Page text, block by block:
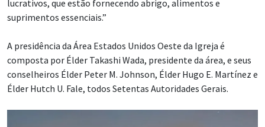
lucrativos, que estão fornecendo abrigo, alimentos e
suprimentos essenciais.”
A presidência da Área Estados Unidos Oeste da Igreja é
composta por Élder Takashi Wada, presidente da área, e seus
conselheiros Élder Peter M. Johnson, Élder Hugo E. Martínez e
Élder Hutch U. Fale, todos Setentas Autoridades Gerais.